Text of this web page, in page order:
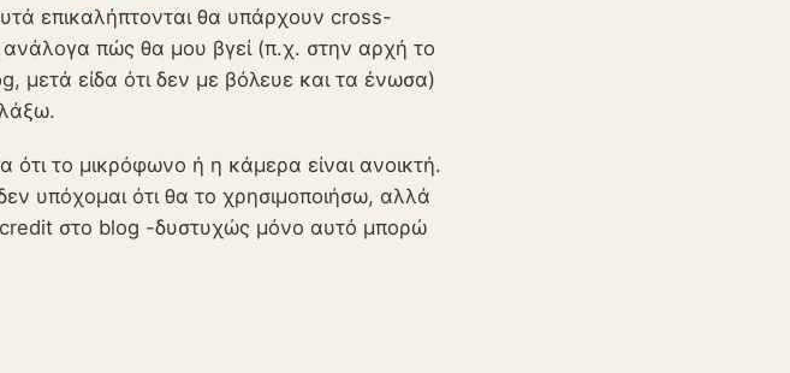
επικαλήπτονται θα υπάρχουν cross-
πώς θα μου βγεί (π.χ. στην αρχή το
μετά είδα ότι δεν με βόλευε και τα ένωσα)
ότι το μικρόφωνο ή η κάμερα είναι ανοικτή.
υπόχομαι ότι θα το χρησιμοποιήσω, αλλά
στο blog -δυστυχώς μόνο αυτό μπορώ